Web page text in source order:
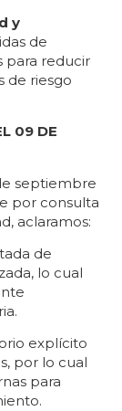
y
de
para reducir
de riesgo
09 DE
septiembre
por consulta
aclaramos:
de
lo cual
explícito
por lo cual
para